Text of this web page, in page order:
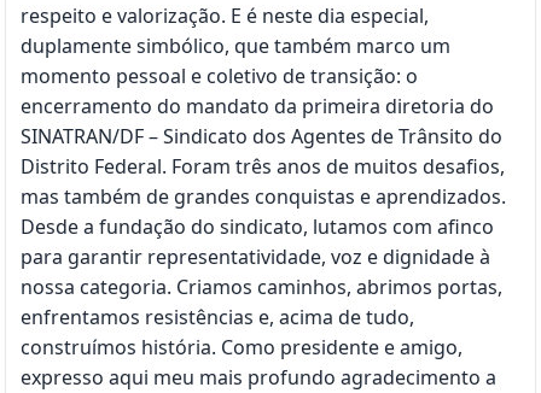
respeito e valorização. E é neste dia especial,
duplamente simbólico, que também marco um
momento pessoal e coletivo de transição: o
encerramento do mandato da primeira diretoria do
SINATRAN/DF – Sindicato dos Agentes de Trânsito do
Distrito Federal. Foram três anos de muitos desafios,
mas também de grandes conquistas e aprendizados.
Desde a fundação do sindicato, lutamos com afinco
para garantir representatividade, voz e dignidade à
nossa categoria. Criamos caminhos, abrimos portas,
enfrentamos resistências e, acima de tudo,
construímos história. Como presidente e amigo,
expresso aqui meu mais profundo agradecimento a